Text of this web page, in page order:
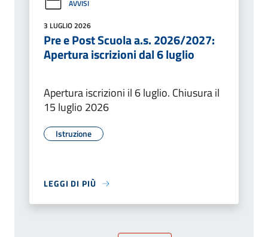
AVVISI
3 LUGLIO 2026
Pre e Post Scuola a.s. 2026/2027:
Apertura iscrizioni dal 6 luglio
Apertura iscrizioni il 6 luglio. Chiusura il
15 luglio 2026
Istruzione
LEGGI DI PIÙ